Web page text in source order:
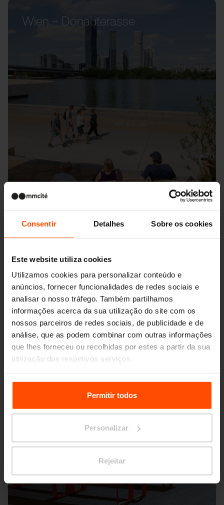
Consentir Detalhes Sobre os cookies
Este website utiliza cookies
Utilizamos cookies para personalizar conteúdo e
anúncios, fornecer funcionalidades de redes sociais e
analisar o nosso tráfego. Também partilhamos
informações acerca da sua utilização do site com os
nossos parceiros de redes sociais, de publicidade e de
análise, que as podem combinar com outras informações
que lhes forneceu ou recolhidas por estes a partir da sua
utilização dos respetivos serviços.
Para mais informações, por favor visitePrinciples
Relating to the Processing Personal Data.
Permitir todos
Personalizar
Rejeitar
Wien – Donauterasse
Seattle – Popup park